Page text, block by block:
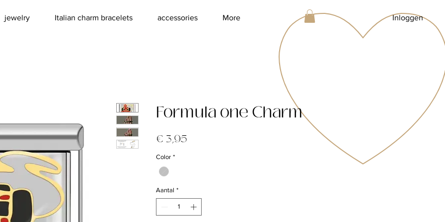
jewelry Italian charm bracelets accessories More Inloggen
Formula one Charm
€ 3,95
Color *
Aantal *